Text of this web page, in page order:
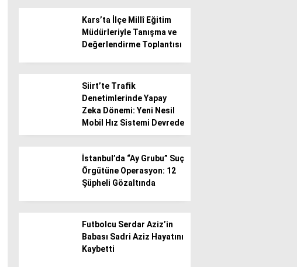
Kars’ta İlçe Millî Eğitim
Müdürleriyle Tanışma ve
Değerlendirme Toplantısı
Siirt’te Trafik
Denetimlerinde Yapay
Zeka Dönemi: Yeni Nesil
Mobil Hız Sistemi Devrede
İstanbul’da “Ay Grubu” Suç
Örgütüne Operasyon: 12
Şüpheli Gözaltında
Futbolcu Serdar Aziz’in
Babası Sadri Aziz Hayatını
Kaybetti